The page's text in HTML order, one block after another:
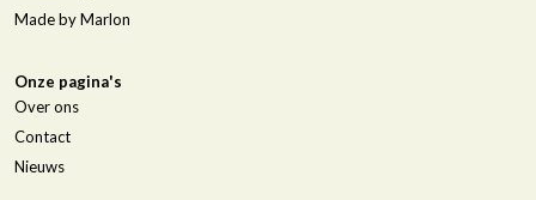
Made by Marlon
Onze pagina's
Over ons
Contact
Nieuws